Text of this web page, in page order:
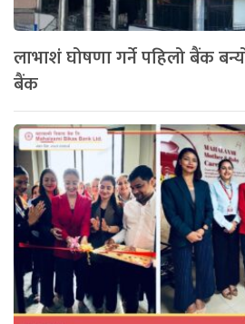
लाभाशं घोषणा गर्ने पहिलो बैंक
बैंक